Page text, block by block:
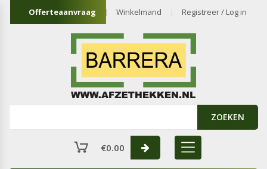
Offerteaanvraag Winkelmand Registreer / Log in
ZOEKEN
€0.00